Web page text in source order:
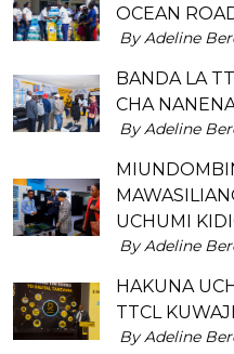
OCEAN
By Adeline
BANDA LA
CHA
By Adeline
UCHUMI
By Adeline
HAKUNA
TTCL
By Adeline